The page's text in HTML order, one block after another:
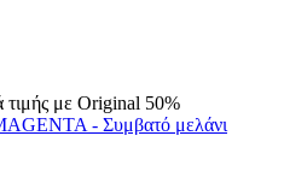
τιμής με Original 50%
- Συμβατό μελάνι